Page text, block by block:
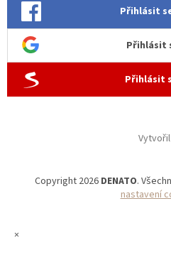
Přihlásit
Přihlásit
Přihlásit
Copyright 2026 DENATO.
nastavení
×